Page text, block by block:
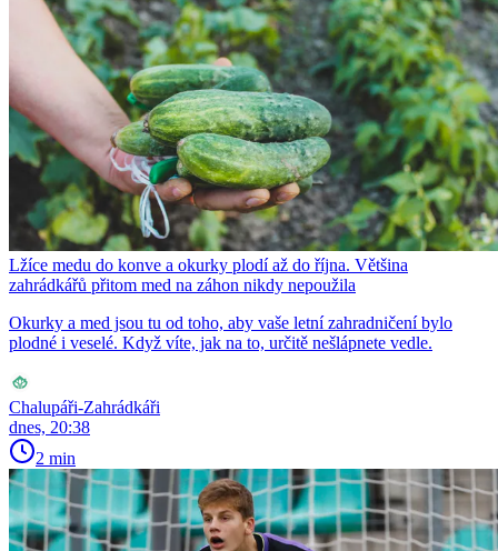
Lžíce medu do konve a okurky plodí až do října. Většina
zahrádkářů přitom med na záhon nikdy nepoužila
Okurky a med jsou tu od toho, aby vaše letní zahradničení bylo
plodné i veselé. Když víte, jak na to, určitě nešlápnete vedle.
Chalupáři-Zahrádkáři
dnes, 20:38
2 min